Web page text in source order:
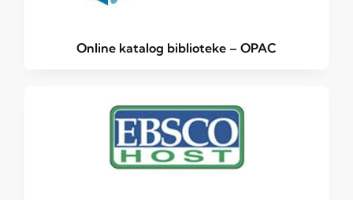
Online katalog biblioteke – OPAC